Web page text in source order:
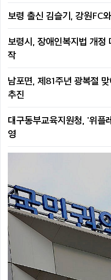
보령 출신 김슬기, 강원FC
보령시, 장애인복지법 개정
작
남포면, 제81주년 광복절
추진
대구동부교육지원청, '위플
영